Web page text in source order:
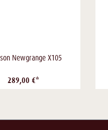
Newgrange X105
289,00 €*